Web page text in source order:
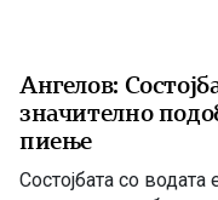
Ангелов:
значително
пиење
Состојбата со